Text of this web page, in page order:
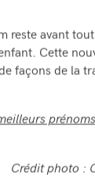
reste avant
Cette
façons de la
Crédit photo :